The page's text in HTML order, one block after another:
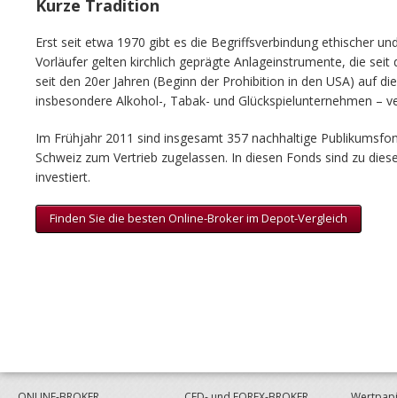
Kurze Tradition
Erst seit etwa 1970 gibt es die Begriffsverbindung ethischer
Vorläufer gelten kirchlich geprägte Anlageinstrumente, die seit
seit den 20er Jahren (Beginn der Prohibition in den USA) auf
insbesondere Alkohol-, Tabak- und Glückspielunternehmen –
Im Frühjahr 2011 sind insgesamt 357 nachhaltige
Schweiz zum Vertrieb zugelassen. In diesen Fonds sind zu
investiert.
Finden Sie die besten Online-Broker im Depot-Vergleich